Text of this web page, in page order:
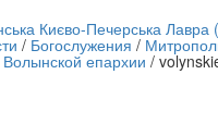
| 12 сентября
трансляции
Києво-Печерська Лавра
/ Богослужения /
Волынской епархии /